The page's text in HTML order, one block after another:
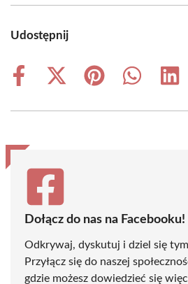
Udostępnij
Share
Share
(Twitter)
Share
Share
Dołącz do nas na Facebooku!
Odkrywaj, dyskutuj i dziel się
Przyłącz się do naszej
gdzie możesz dowiedzieć się